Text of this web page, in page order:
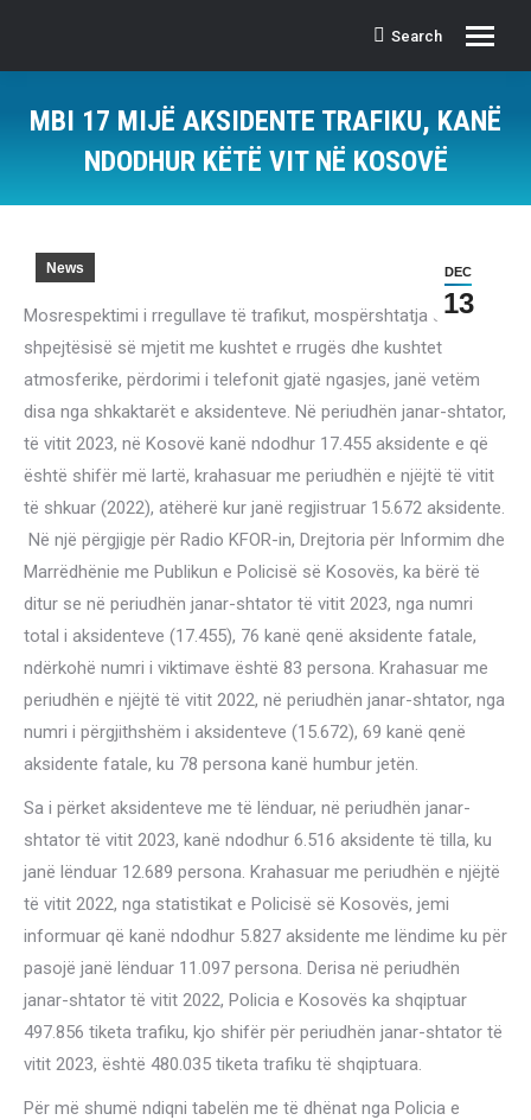
Search:
Search
MBI 17 MIJË AKSIDENTE TRAFIKU, KANË
NDODHUR KËTË VIT NË KOSOVË
DEC
13
News
Mosrespektimi i rregullave të trafikut, mospërshtatja e
shpejtësisë së mjetit me kushtet e rrugës dhe kushtet
atmosferike, përdorimi i telefonit gjatë ngasjes, janë vetëm
disa nga shkaktarët e aksidenteve. Në periudhën janar-shtator,
të vitit 2023, në Kosovë kanë ndodhur 17.455 aksidente e që
është shifër më lartë, krahasuar me periudhën e njëjtë të vitit
të shkuar (2022), atëherë kur janë regjistruar 15.672 aksidente.
Në një përgjigje për Radio KFOR-in, Drejtoria për Informim dhe
Marrëdhënie me Publikun e Policisë së Kosovës, ka bërë të
ditur se në periudhën janar-shtator të vitit 2023, nga numri
total i aksidenteve (17.455), 76 kanë qenë aksidente fatale,
ndërkohë numri i viktimave është 83 persona. Krahasuar me
periudhën e njëjtë të vitit 2022, në periudhën janar-shtator, nga
numri i përgjithshëm i aksidenteve (15.672), 69 kanë qenë
aksidente fatale, ku 78 persona kanë humbur jetën.
Sa i përket aksidenteve me të lënduar, në periudhën janar-
shtator të vitit 2023, kanë ndodhur 6.516 aksidente të tilla, ku
janë lënduar 12.689 persona. Krahasuar me periudhën e njëjtë
të vitit 2022, nga statistikat e Policisë së Kosovës, jemi
informuar që kanë ndodhur 5.827 aksidente me lëndime ku për
pasojë janë lënduar 11.097 persona. Derisa në periudhën
janar-shtator të vitit 2022, Policia e Kosovës ka shqiptuar
497.856 tiketa trafiku, kjo shifër për periudhën janar-shtator të
vitit 2023, është 480.035 tiketa trafiku të shqiptuara.
Për më shumë ndiqni tabelën me të dhënat nga Policia e